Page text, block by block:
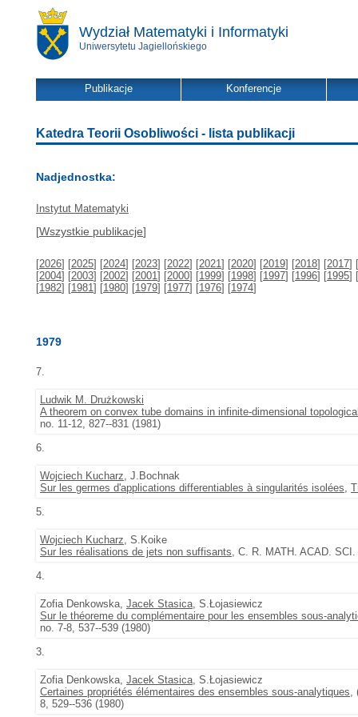
Wydział Matematyki i Informatyki
Uniwersytetu Jagiellońskiego
Publikacje Konferencje
Katedra Teorii Osobliwości - lista publikacji
Nadjednostka:
Instytut Matematyki
[Wszystkie publikacje]
[2026] [2025] [2024] [2023] [2022] [2021] [2020] [2019] [2018] [2017] [
[2004] [2003] [2002] [2001] [2000] [1999] [1998] [1997] [1996] [1995] [
[1982] [1981] [1980] [1979] [1977] [1976] [1974]
1979
7.
Ludwik M. Drużkowski
A theorem on convex tube domains in infinite-dimensional
no. 11-12, 827--831 (1981)
6.
Wojciech Kucharz, J.Bochnak
Sur les germes d'applications differentiables à singularités isolées,
5.
Wojciech Kucharz, S.Koike
Sur les réalisations de jets non suffisants, C. R. MATH. ACAD.
4.
Zofia Denkowska, Jacek Stasica, S.Łojasiewicz
Sur le théoreme du complémentaire pour les ensembles sous-
no. 7-8, 537--539 (1980)
3.
Zofia Denkowska, Jacek Stasica, S.Łojasiewicz
Certaines propriétés élémentaires des ensembles sous-analytiques,
8, 529--536 (1980)